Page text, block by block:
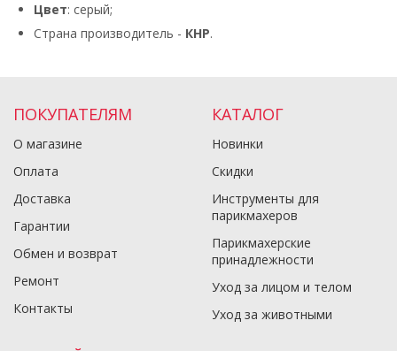
Цвет: серый;
Страна производитель - КНР.
ПОКУПАТЕЛЯМ
О магазине
Оплата
Доставка
Гарантии
Обмен и возврат
Ремонт
Контакты
КАТАЛОГ
Новинки
Скидки
Инструменты для
парикмахеров
Парикмахерские
принадлежности
Уход за лицом и телом
Уход за животными